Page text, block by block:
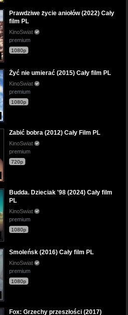
Prawdziwe życie aniołów (2022) Cały
film PL
KinoSwiat
premium
1080p
Żyć nie umierać (2015) Cały film PL
KinoSwiat
premium
1080p
Zabić bobra (2012) Cały Film PL
KinoSwiat
premium
720p
Budda. Dzieciak '98 (2024) Cały film
PL
KinoSwiat
premium
1080p
Smoleńsk (2016) Cały film PL
KinoSwiat
premium
1080p
Fox: Grzechy przeszłości (2017)